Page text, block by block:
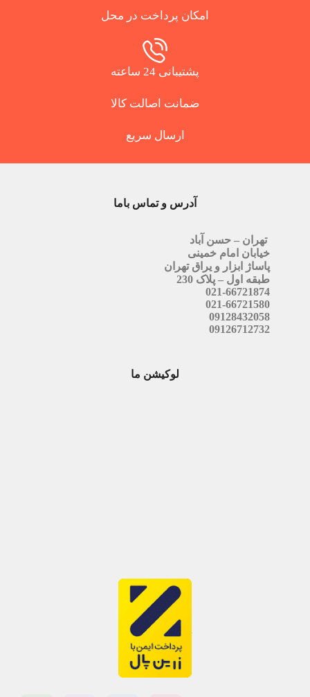
امکان پرداخت در محل
پشتیبانی 24 ساعته
ضمانت اصالت کالا
ارسال سریع
آدرس و تماس باما
تهران – حسن آباد
خیابان امام خمینی
پاساژ ابزار و یراق تهران
طبقه اول – پلاک 230
021-66721874
021-66721580
09128432058
09126712732
لوکیشن ما